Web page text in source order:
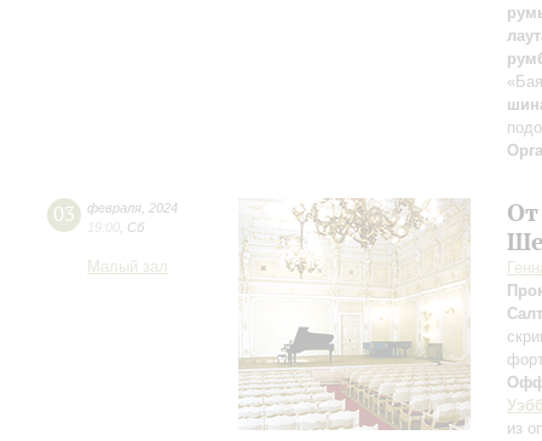
03 февраля 2024
19:00 Сб
Малый зал
из